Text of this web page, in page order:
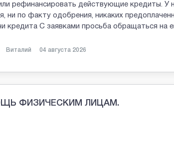
рефинансировать действующие кредиты. У
ни по факту одобрения, никаких
кредита С заявками просьба обращаться на
Виталий 04 августа 2026
ФИЗИЧЕСКИМ ЛИЦАМ.